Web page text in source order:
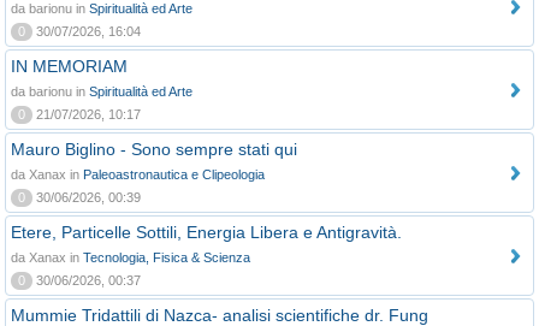
da barionu in Spiritualità ed Arte
0
30/07/2026, 16:04
IN MEMORIAM
da barionu in Spiritualità ed Arte
0
21/07/2026, 10:17
Mauro Biglino - Sono sempre stati qui
da Xanax in Paleoastronautica e Clipeologia
0
30/06/2026, 00:39
Etere, Particelle Sottili, Energia Libera e Antigravità.
da Xanax in Tecnologia, Fisica & Scienza
0
30/06/2026, 00:37
Mummie Tridattili di Nazca- analisi scientifiche dr. Fung